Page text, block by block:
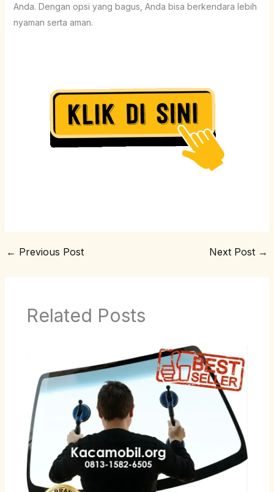
Anda. Dengan opsi yang bagus, Anda bisa berkendara lebih
nyaman serta aman.
← Previous Post Next Post →
Related Posts